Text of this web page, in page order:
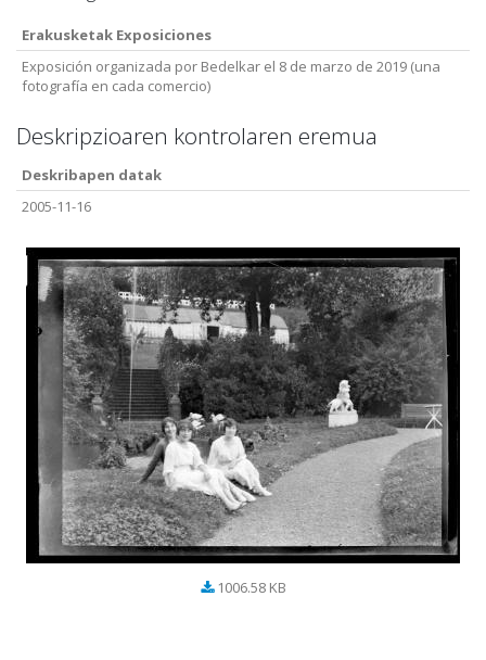
Erakusketak Exposiciones
Exposición organizada por Bedelkar el 8 de marzo de 2019 (una
fotografía en cada comercio)
Deskripzioaren kontrolaren eremua
Deskribapen datak
2005-11-16
1006.58 KB